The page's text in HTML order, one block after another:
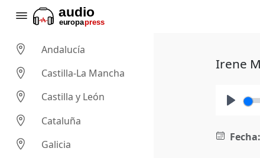
Andalucía
Castilla-La Mancha
Castilla y León
Cataluña
Galicia
Irene
Fecha: